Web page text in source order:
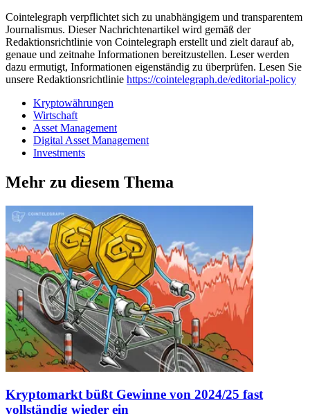
Cointelegraph verpflichtet sich zu unabhängigem und transparentem
Journalismus. Dieser Nachrichtenartikel wird gemäß der
Redaktionsrichtlinie von Cointelegraph erstellt und zielt darauf ab,
genaue und zeitnahe Informationen bereitzustellen. Leser werden
dazu ermutigt, Informationen eigenständig zu überprüfen. Lesen Sie
unsere Redaktionsrichtlinie https://cointelegraph.de/editorial-policy
Kryptowährungen
Wirtschaft
Asset Management
Digital Asset Management
Investments
Mehr zu diesem Thema
Kryptomarkt büßt Gewinne von 2024/25 fast
vollständig wieder ein